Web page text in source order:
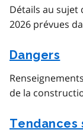
Détails au sujet
2026 prévues
Dangers
de la